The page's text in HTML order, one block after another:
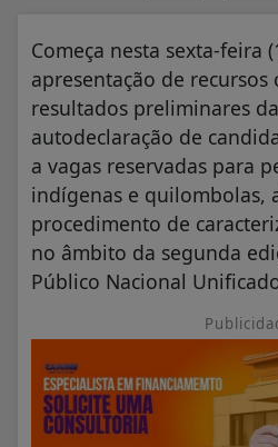
Começa nesta sexta-feira
apresentação de recursos
resultados preliminares
autodeclaração de
a vagas reservadas para
indígenas e quilombolas,
procedimento de
no âmbito da segunda
Público Nacional